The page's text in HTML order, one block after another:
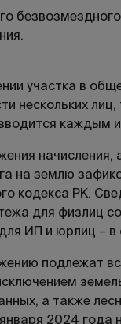
участка в
нескольких лиц,
каждым
начисления,
на землю
кодекса РК.
для физлиц
ИП и юрлиц – в
подлежат
а также
2024 года